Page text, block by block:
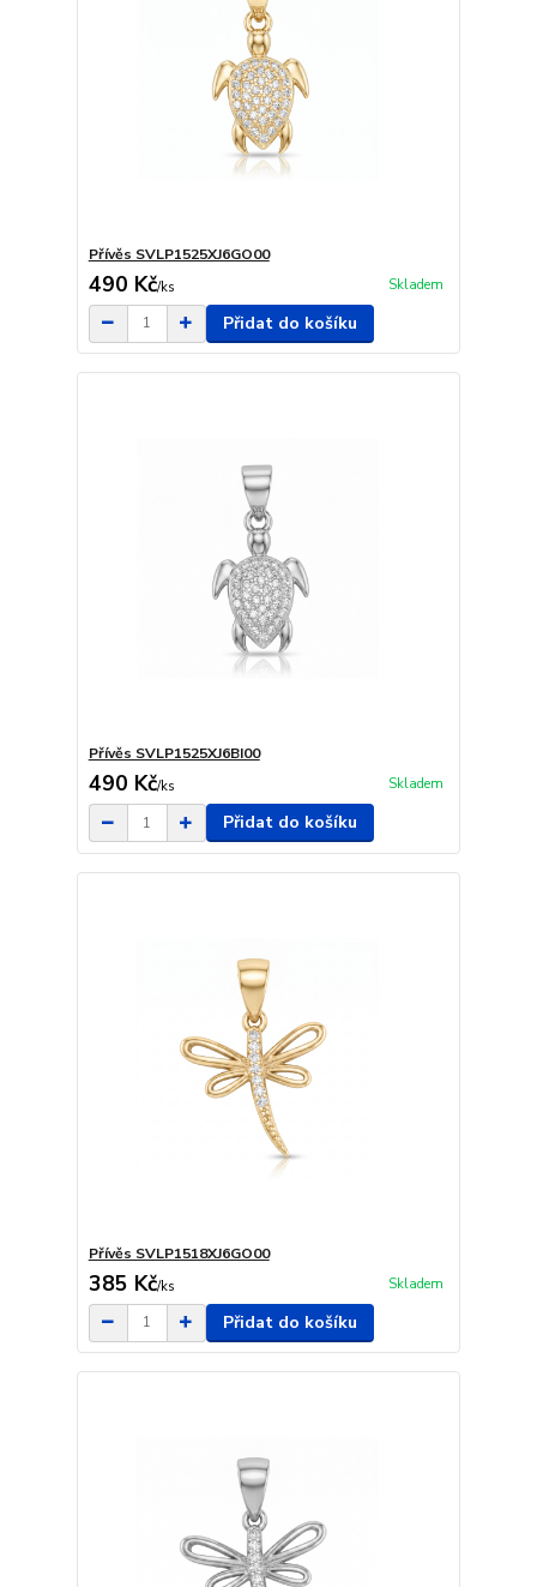
Přívěs SVLP1525XJ6GO00
490 Kč/ks Skladem
Přidat do košíku
Přívěs SVLP1525XJ6BI00
490 Kč/ks Skladem
Přidat do košíku
Přívěs SVLP1518XJ6GO00
385 Kč/ks Skladem
Přidat do košíku